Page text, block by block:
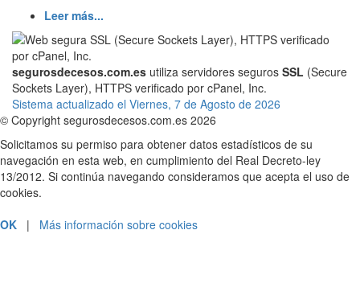
Leer más...
segurosdecesos.com.es utiliza servidores seguros SSL (Secure
Sockets Layer), HTTPS verificado por cPanel, Inc.
Sistema actualizado el Viernes, 7 de Agosto de 2026
© Copyright segurosdecesos.com.es 2026
Solicitamos su permiso para obtener datos estadísticos de su
navegación en esta web, en cumplimiento del Real Decreto-ley
13/2012. Si continúa navegando consideramos que acepta el uso de
cookies.
OK | Más información sobre cookies